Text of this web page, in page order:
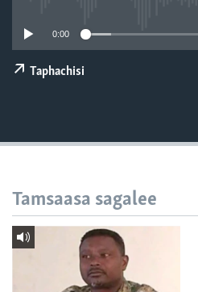
0:00
Taphachisi
Tamsaasa sagalee